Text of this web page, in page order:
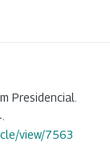
Presidencial.
view/7563